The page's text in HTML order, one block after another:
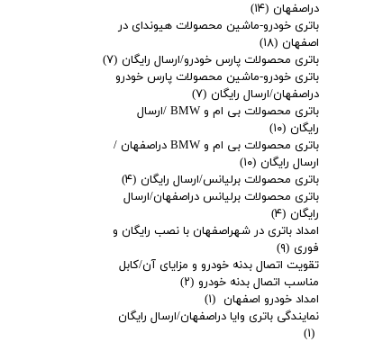
دراصفهان (۱۴)
باتری خودرو-ماشین محصولات هیوندای در
اصفهان (۱۸)
باتری محصولات پارس خودرو/ارسال رایگان (۷)
باتری خودرو-ماشین محصولات پارس خودرو
دراصفهان/ارسال رایگان (۷)
باتری محصولات بی ام و BMW /ارسال
رایگان (۱۰)
باتری محصولات بی ام و BMW دراصفهان /
ارسال رایگان (۱۰)
باتری محصولات برلیانس/ارسال رایگان (۴)
باتری محصولات برلیانس دراصفهان/ارسال
رایگان (۴)
امداد باتری در شهراصفهان با نصب رایگان و
فوری (۹)
تقویت اتصال بدنه خودرو و مزایای آن/کابل
مناسب اتصال بدنه خودرو (۲)
امداد خودرو اصفهان (۱)
نمایندگی باتری وایا دراصفهان/ارسال رایگان
(۱)